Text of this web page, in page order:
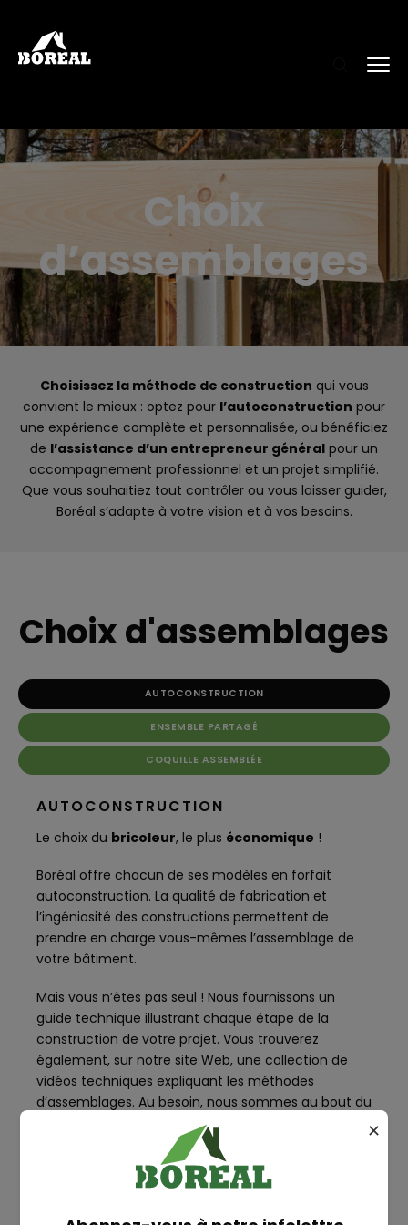
Choix
d’assemblages
Choisissez la méthode de construction qui vous
convient le mieux : optez pour l’autoconstruction pour
une expérience complète et personnalisée, ou bénéficiez
de l’assistance d’un entrepreneur général pour un
accompagnement professionnel et un projet simplifié.
Que vous souhaitiez tout contrôler ou vous laisser guider,
Boréal s’adapte à votre vision et à vos besoins.
Choix d'assemblages
AUTOCONSTRUCTION
ENSEMBLE PARTAGÉ
COQUILLE ASSEMBLÉE
AUTOCONSTRUCTION
Le choix du bricoleur, le plus économique !
Boréal offre chacun de ses modèles en forfait
autoconstruction. La qualité de fabrication et
l’ingéniosité des constructions permettent de
prendre en charge vous-mêmes l’assemblage de
votre bâtiment.
Mais vous n’êtes pas seul ! Nous fournissons un
guide technique illustrant chaque étape de la
construction de votre projet. Vous trouverez
également, sur notre site Web, une collection de
vidéos techniques expliquant les méthodes
d’assemblages. Au besoin, nous sommes au bout du
fil pour répondre à vos questions.
Votre bâtiment Boréal vous sera livré à
l’emplacement de votre choix. Comme pour tous
✕